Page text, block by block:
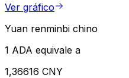
Ver gráfico
Yuan renminbi chino
1 ADA equivale a
1,36616 CNY